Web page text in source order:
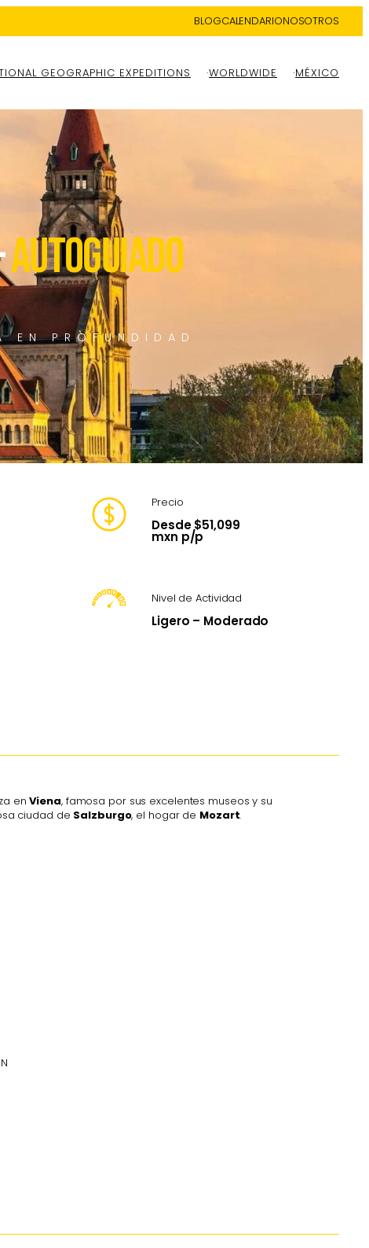
BLOGCALENDARIONOSOTROS
GEOGRAPHIC EXPEDITIONS WORLDWIDE MÉXICO
autoguiado
EN PROFUNDIDAD
Precio
Desde $51,099
mxn p/p
Nivel de Actividad
Ligero – Moderado
enViena, famosa por sus excelentes museos y su
ciudad de Salzburgo, el hogar de Mozart.